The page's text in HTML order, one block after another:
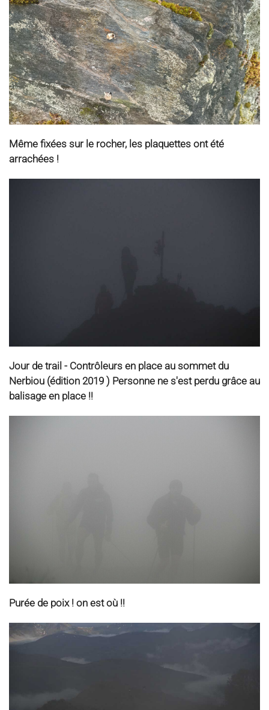
Même fixées sur le rocher, les plaquettes ont été
arrachées !
Jour de trail - Contrôleurs en place au sommet du
Nerbiou (édition 2019 ) Personne ne s'est perdu grâce au
balisage en place !!
Purée de poix ! on est où !!